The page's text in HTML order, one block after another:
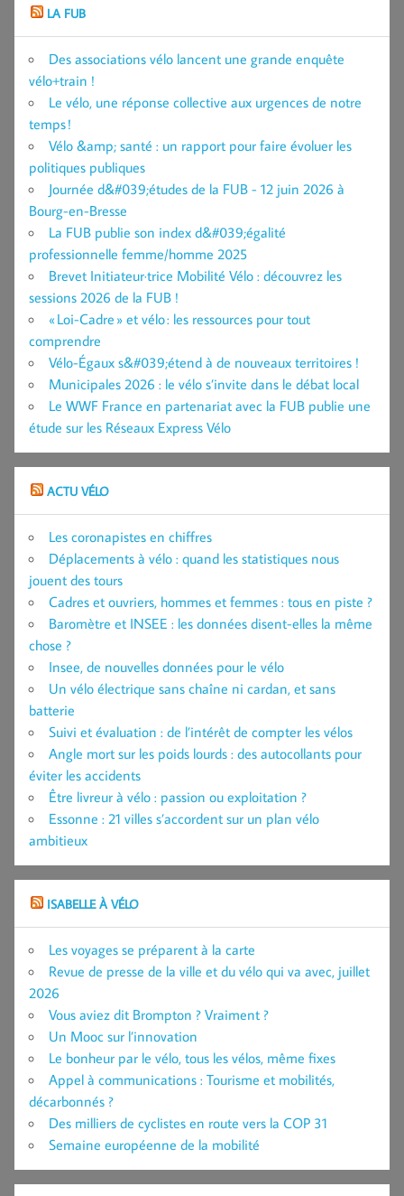
LA FUB
Des associations vélo lancent une grande enquête
vélo+train !
Le vélo, une réponse collective aux urgences de notre
temps !
Vélo &amp; santé : un rapport pour faire évoluer les
politiques publiques
Journée d&#039;études de la FUB - 12 juin 2026 à
Bourg-en-Bresse
La FUB publie son index d&#039;égalité
professionnelle femme/homme 2025
Brevet Initiateur·trice Mobilité Vélo : découvrez les
sessions 2026 de la FUB !
« Loi-Cadre » et vélo : les ressources pour tout
comprendre
Vélo-Égaux s&#039;étend à de nouveaux territoires !
Municipales 2026 : le vélo s’invite dans le débat local
Le WWF France en partenariat avec la FUB publie une
étude sur les Réseaux Express Vélo
ACTU VÉLO
Les coronapistes en chiffres
Déplacements à vélo : quand les statistiques nous
jouent des tours
Cadres et ouvriers, hommes et femmes : tous en piste ?
Baromètre et INSEE : les données disent-elles la même
chose ?
Insee, de nouvelles données pour le vélo
Un vélo électrique sans chaîne ni cardan, et sans
batterie
Suivi et évaluation : de l’intérêt de compter les vélos
Angle mort sur les poids lourds : des autocollants pour
éviter les accidents
Être livreur à vélo : passion ou exploitation ?
Essonne : 21 villes s’accordent sur un plan vélo
ambitieux
ISABELLE À VÉLO
Les voyages se préparent à la carte
Revue de presse de la ville et du vélo qui va avec, juillet
2026
Vous aviez dit Brompton ? Vraiment ?
Un Mooc sur l’innovation
Le bonheur par le vélo, tous les vélos, même fixes
Appel à communications : Tourisme et mobilités,
décarbonnés ?
Des milliers de cyclistes en route vers la COP 31
Semaine européenne de la mobilité